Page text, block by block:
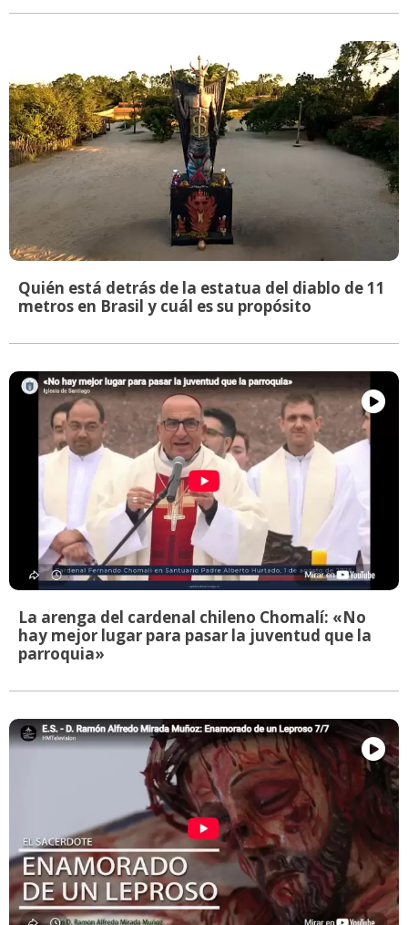
Quién está detrás de la estatua del diablo de 11
metros en Brasil y cuál es su propósito
La arenga del cardenal chileno Chomalí: «No
hay mejor lugar para pasar la juventud que la
parroquia»